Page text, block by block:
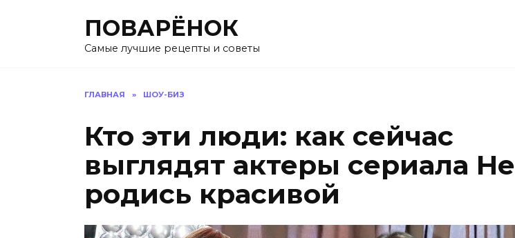
ПОВАРЁНОК
Самые лучшие рецепты и советы
ГЛАВНАЯ » ШОУ-БИЗ
Кто эти люди: как сейчас
выглядят актеры сериала Не
родись красивой